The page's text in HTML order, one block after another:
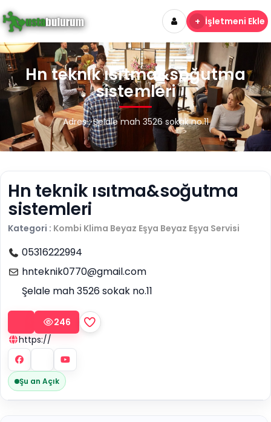
+ İşletmeni Ekle
Hn teknik ısıtma&soğutma
sistemleri
Adres : Şelale mah 3526 sokak no.11
Hn teknik ısıtma&soğutma
sistemleri
Kategori : Kombi Klima Beyaz Eşya Beyaz Eşya Servisi
05316222994
hnteknik0770@gmail.com
Şelale mah 3526 sokak no.11
246
https://
Şu an Açık